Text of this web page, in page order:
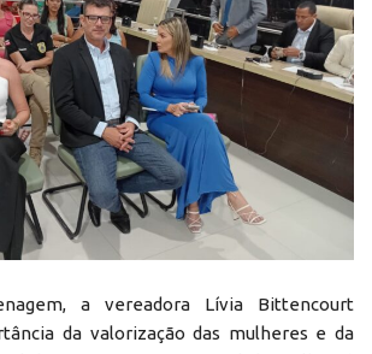
a vereadora Lívia Bittencourt
da valorização das mulheres e da